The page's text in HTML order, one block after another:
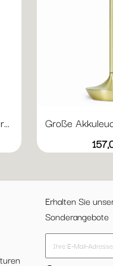
Große
Preis

Erhalten Sie
Sonderangebote